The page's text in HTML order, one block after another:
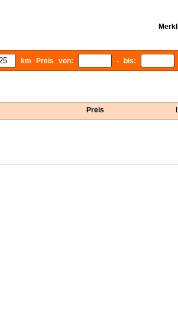
km Preis von: - bis:
Preis